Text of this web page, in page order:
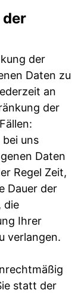
der
der
Daten zu
an
der
uns
Daten
Regel Zeit,
Dauer der
die
Ihrer
verlangen.
statt der